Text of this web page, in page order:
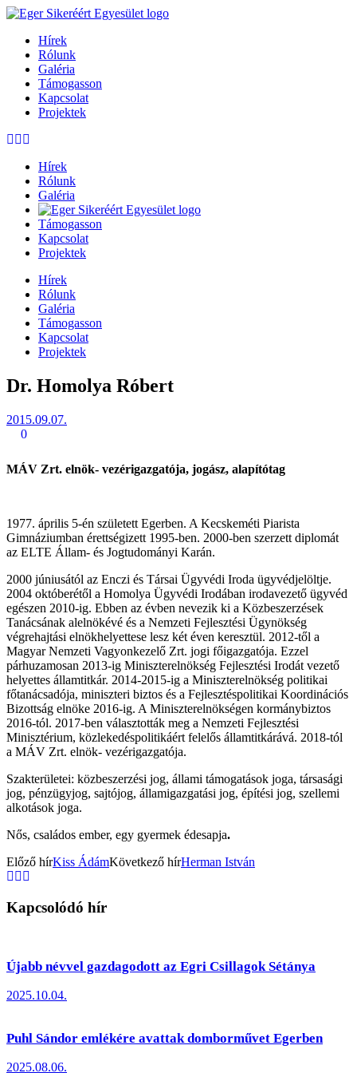
Hírek
Rólunk
Galéria
Támogasson
Kapcsolat
Projektek
Hírek
Rólunk
Galéria
Támogasson
Kapcsolat
Projektek
Hírek
Rólunk
Galéria
Támogasson
Kapcsolat
Projektek
Dr. Homolya Róbert
2015.09.07.
0
MÁV Zrt. elnök- vezérigazgatója, jogász, alapítótag
1977. április 5-én született Egerben. A Kecskeméti Piarista
Gimnáziumban érettségizett 1995-ben. 2000-ben szerzett diplomát
az ELTE Állam- és Jogtudományi Karán.
2000 júniusától az Enczi és Társai Ügyvédi Iroda ügyvédjelöltje.
2004 októberétől a Homolya Ügyvédi Irodában irodavezető ügyvéd
egészen 2010-ig. Ebben az évben nevezik ki a Közbeszerzések
Tanácsának alelnökévé és a Nemzeti Fejlesztési Ügynökség
végrehajtási elnökhelyettese lesz két éven keresztül. 2012-től a
Magyar Nemzeti Vagyonkezelő Zrt. jogi főigazgatója. Ezzel
párhuzamosan 2013-ig Miniszterelnökség Fejlesztési Irodát vezető
helyettes államtitkár. 2014-2015-ig a Miniszterelnökség politikai
főtanácsadója, miniszteri biztos és a Fejlesztéspolitikai Koordinációs
Bizottság elnöke 2016-ig. A Miniszterelnökségen kormánybiztos
2016-tól. 2017-ben választották meg a Nemzeti Fejlesztési
Minisztérium, közlekedéspolitikáért felelős államtitkárává. 2018-tól
a MÁV Zrt. elnök- vezérigazgatója.
Szakterületei: közbeszerzési jog, állami támogatások joga, társasági
jog, pénzügyjog, sajtójog, államigazgatási jog, építési jog, szellemi
alkotások joga.
Nős, családos ember, egy gyermek édesapja.
Előző hírKiss ÁdámKövetkező hírHerman István
Kapcsolódó hír
Újabb névvel gazdagodott az Egri Csillagok Sétánya
2025.10.04.
Puhl Sándor emlékére avattak domborművet Egerben
2025.08.06.